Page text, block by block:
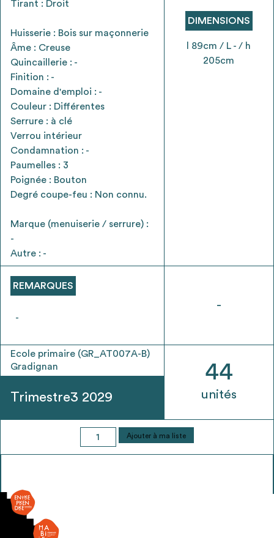
* Attention, l’ajout des matériaux à sa liste et son envoi ne
vaut aucunement réservation.
voirFAQ
Tirant : Droit
Huisserie : Bois sur maçonnerie
Âme : Creuse
Quincaillerie : -
Finition : -
Domaine d'emploi : -
Couleur : Différentes
Serrure : à clé
Verrou intérieur
Condamnation : -
Paumelles : 3
Poignée : Bouton
Degré coupe-feu : Non connu.
Marque (menuiserie / serrure) :
-
Autre : -
REMARQUES
-
Ecole primaire (GR_AT007A-B)
Gradignan
Trimestre3 2029
DIMENSIONS
l 89cm / L - / h
205cm
-
44
unités
quantité
de
Ajouter à ma liste